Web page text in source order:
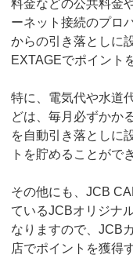
料金などの公共料金
ーネット接続のプロ
からの引き落としに
EXTAGEでポイント
特に、電気代や水道
どは、毎月必ずかか
を自動引き落としに
トを貯めることがで
その他にも、JCB
ているJCBオリジナ
なりますので、JCB
店でポイントを獲得